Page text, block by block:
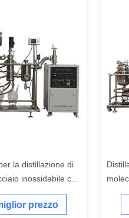
la distillazione di
inossidabile con
prezzo